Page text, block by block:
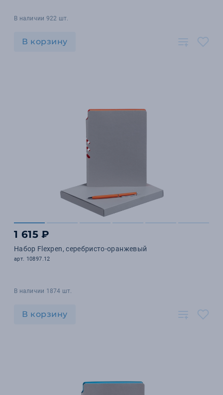
В наличии 922 шт.
В корзину
1 615 ₽
Набор Flexpen, серебристо-оранжевый
арт. 10897.12
В наличии 1874 шт.
В корзину